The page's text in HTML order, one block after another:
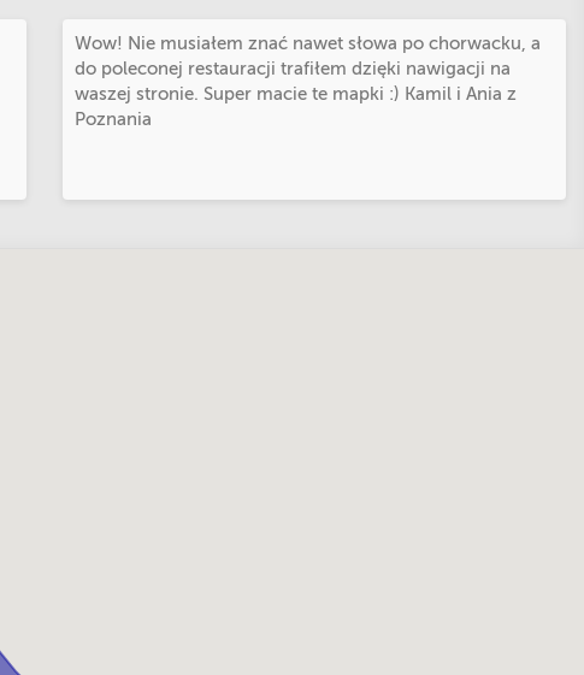
Wow! Nie musiałem znać nawet słowa po chorwacku, a
do poleconej restauracji trafiłem dzięki nawigacji na
waszej stronie. Super macie te mapki :) Kamil i Ania z
Poznania